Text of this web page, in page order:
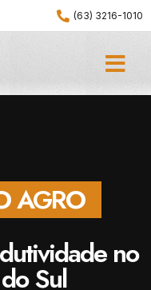
(63) 3216-1010
AGRO
no
Sul